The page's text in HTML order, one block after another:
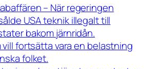
– När regeringen
USA teknik illegalt till
bakom järnridån.
vill fortsätta vara en belastning
folket.